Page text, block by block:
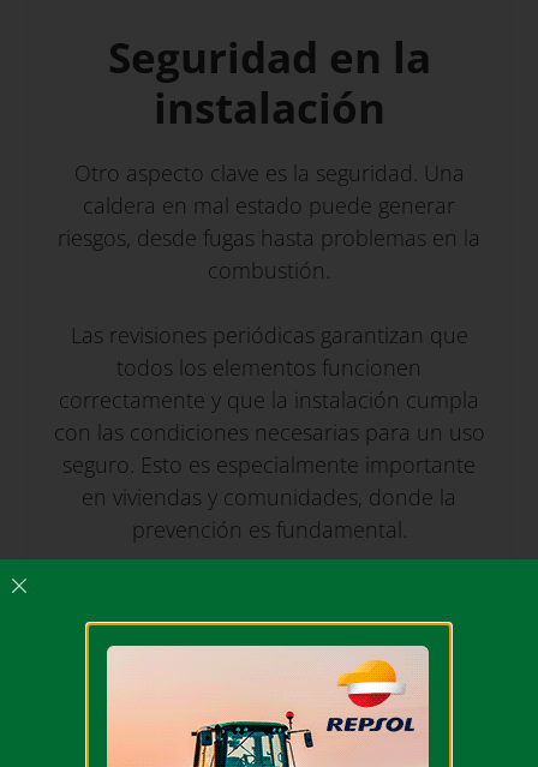
Seguridad en la
instalación
Otro aspecto clave es la seguridad. Una
caldera en mal estado puede generar
riesgos, desde fugas hasta problemas en la
combustión.
Las revisiones periódicas garantizan que
todos los elementos funcionen
correctamente y que la instalación cumpla
con las condiciones necesarias para un uso
seguro. Esto es especialmente importante
en viviendas y comunidades, donde la
prevención es fundamental.
asegura que el mantenimiento se realice de
forma adecuada y conforme a la normativa.
Qué incluye el